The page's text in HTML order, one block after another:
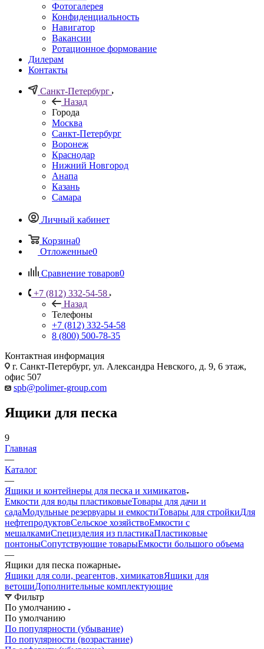
Фотогалерея
Конфиденциальность
Навигатор
Вакансии
Ротационное формование
Дилерам
Контакты
Санкт-Петербург
Назад
Города
Москва
Санкт-Петербург
Воронеж
Краснодар
Нижний Новгород
Анапа
Казань
Самара
Личный кабинет
Корзина0
Отложенные0
Сравнение товаров0
+7 (812) 332-54-58
Назад
Телефоны
+7 (812) 332-54-58
8 (800) 500-78-35
Контактная информация
г. Санкт-Петербург, ул. Александра Невского, д. 9, 6 этаж,
офис 507
spb@polimer-group.com
Ящики для песка
9
Главная
—
Каталог
—
Ящики и контейнеры для песка и химикатов
Емкости для воды пластиковыеТовары для дачи и
садаМодульные резервуары и емкостиТовары для стройкиДля
нефтепродуктовСельское хозяйствоЕмкости с
мешалкамиСпецизделия из пластикаПластиковые
понтоныСопутствующие товарыЕмкости большого объема
—
Ящики для песка пожарные
Ящики для соли, реагентов, химикатовЯщики для
ветошиДополнительные комплектующие
Фильтр
По умолчанию
По умолчанию
По популярности (убывание)
По популярности (возрастание)